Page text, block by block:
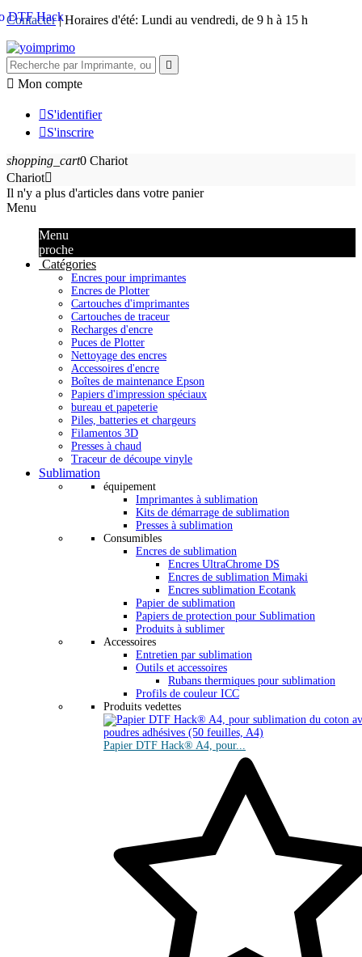
Contacter| Horaires d'été: Lundi au vendredi, de 9 h à 15 h

 Mon compte
S'identifier
S'inscrire
shopping_cart0 Chariot
Chariot
Il n'y a plus d'articles dans votre panier
Menu
Menu
proche
Catégories
Encres pour imprimantes
Encres de Plotter
Cartouches d'imprimantes
Cartouches de traceur
Recharges d'encre
Puces de Plotter
Nettoyage des encres
Accessoires d'encre
Boîtes de maintenance Epson
Papiers d'impression spéciaux
bureau et papeterie
Piles, batteries et chargeurs
Filamentos 3D
Presses à chaud
Traceur de découpe vinyle
Sublimation
équipement
Imprimantes à sublimation
Kits de démarrage de sublimation
Presses à sublimation
Consumibles
Encres de sublimation
Encres UltraChrome DS
Encres de sublimation Mimaki
Encres sublimation Ecotank
Papier de sublimation
Papiers de protection pour Sublimation
Produits à sublimer
Accessoires
Entretien par sublimation
Outils et accessoires
Rubans thermiques pour sublimation
Profils de couleur ICC
Produits vedettes
Papier DTF Hack® A4, pour...